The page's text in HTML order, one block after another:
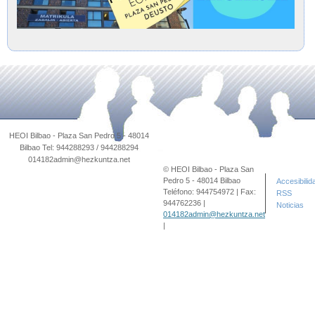
© HEOI Bilbao - Plaza San
Pedro 5 - 48014 Bilbao
Teléfono: 944754972 | Fax:
944762236 |
014182admin@hezkuntza.net
|
RSS
Noticias